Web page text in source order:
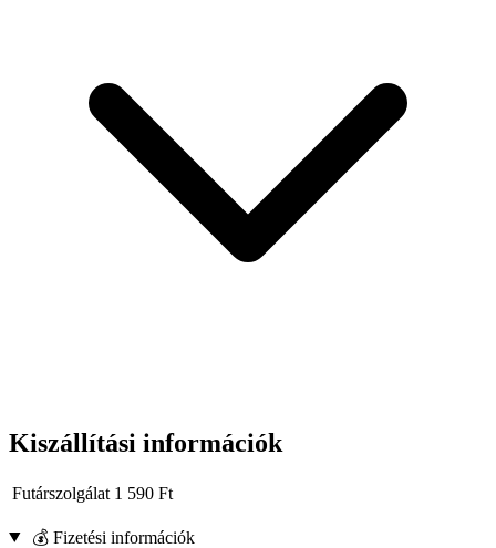
Kiszállítási információk
Futárszolgálat 1 590 Ft
💰 Fizetési információk